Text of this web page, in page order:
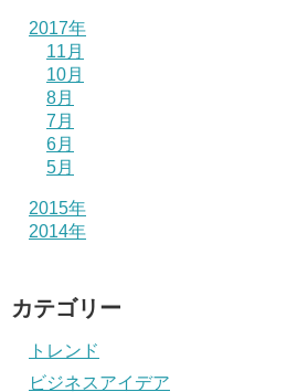
2017年
11月
10月
8月
7月
6月
5月
2015年
2014年
カテゴリー
トレンド
ビジネスアイデア